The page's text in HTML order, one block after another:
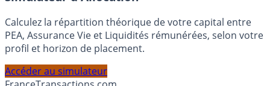
Simulateur d'Allocation
Calculez la répartition théorique de votre capital entre
profil et horizon de placement.